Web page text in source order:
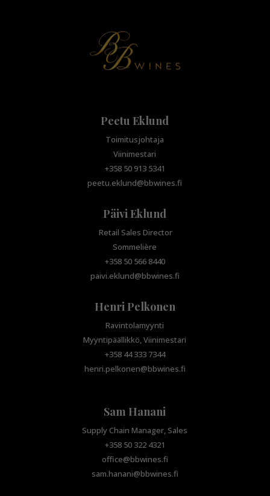
Peetu Eklund
Toimitusjohtaja
Viinimestari
+358 50 913 5341
peetu.eklund@bbwines.fi
Päivi Eklund
Retail Sales Director
Sommelière
+358 50 566 8440
paivi.eklund@bbwines.fi
Henri Pelkonen
Ravintolamyynti
Myyntipäällikkö, Viinimestari
+358 44 333 7344
henri.pelkonen@bbwines.fi
Sam Hanani
Supply Chain Manager, Sales
+358 50 322 4321
office@bbwines.fi
sam.hanani@bbwines.fi